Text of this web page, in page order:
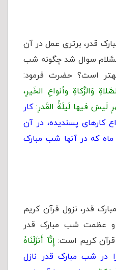
قدر، برتری عمل در آن
سوال شد چگونه شب
است؟ حضرت فرمود:
وَالزَّکاةِ وأنواعِ الخَیرِ،
فیها لَیلَةُ القَدرِ: کار
کارهاى پسندیده، در آن
که در آنها شب مبارک
قدر، نزول قرآن کریم
عظمت شب مبارک قدر
کریم است: إِنَّآ أَنزَلْنَاهُ
در شب مبارک قدر نازل